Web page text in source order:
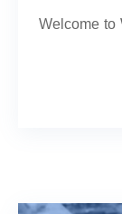
Welcome to